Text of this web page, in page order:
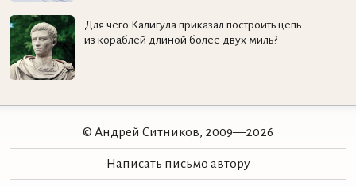
Для чего Калигула приказал построить цепь
из кораблей длиной более двух миль?
© Андрей Ситников, 2009—2026
Написать письмо автору